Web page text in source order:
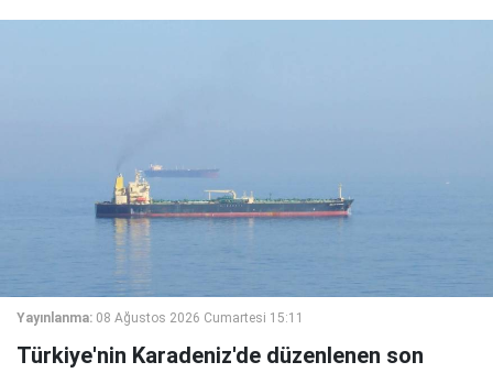
Yayınlanma: 08 Ağustos 2026 Cumartesi 15:11
Türkiye'nin Karadeniz'de düzenlenen son